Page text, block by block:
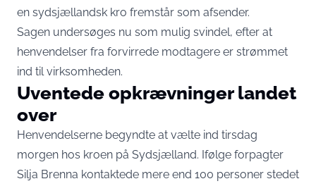
en sydsjællandsk kro fremstår som afsender.
Sagen undersøges nu som mulig svindel, efter at
henvendelser fra forvirrede modtagere er strømmet
ind til virksomheden.
Uventede opkrævninger landet
over
Henvendelserne begyndte at vælte ind tirsdag
morgen hos kroen på Sydsjælland. Ifølge forpagter
Silja Brenna kontaktede mere end 100 personer stedet